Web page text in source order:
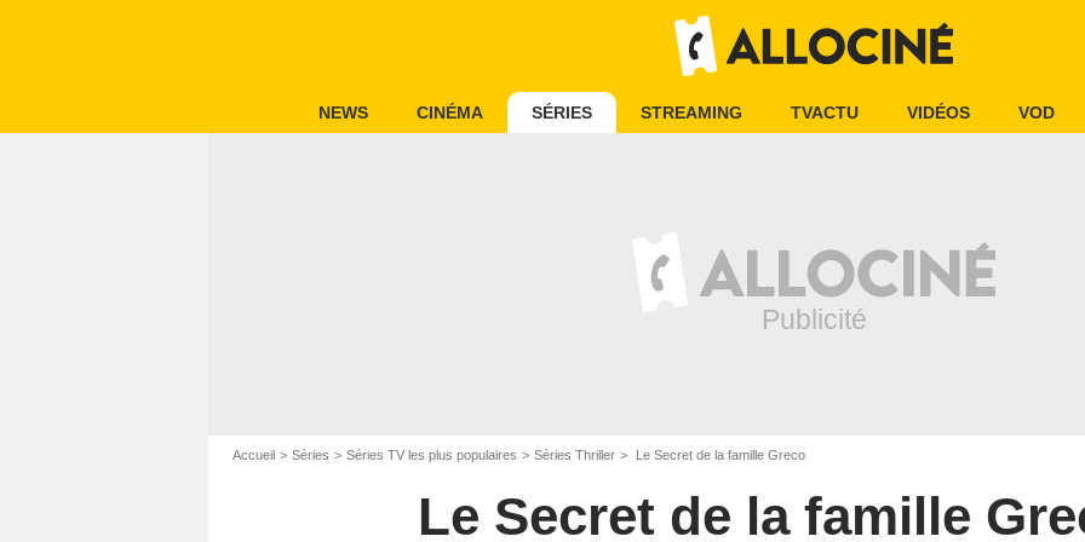
NEWS CINÉMA SÉRIES STREAMING TVACTU VIDÉOS VOD
Accueil Séries Séries TV les plus populaires Séries Thriller Le Secret de la famille Greco
Le Secret de la famille